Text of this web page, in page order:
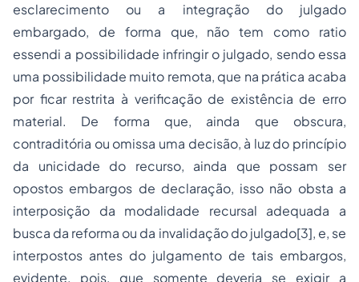
esclarecimento ou a integração do julgado
embargado, de forma que, não tem como ratio
essendi a possibilidade infringir o julgado, sendo essa
uma possibilidade muito remota, que na prática acaba
por ficar restrita à verificação de existência de erro
material. De forma que, ainda que obscura,
contraditória ou omissa uma decisão, à luz do princípio
da unicidade do recurso, ainda que possam ser
opostos embargos de declaração, isso não obsta a
interposição da modalidade recursal adequada a
busca da reforma ou da invalidação do julgado[3], e, se
interpostos antes do julgamento de tais embargos,
evidente, pois, que somente deveria se exigir a